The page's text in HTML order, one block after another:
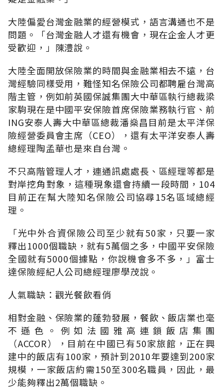
大陸偏愛台灣金融業的經營模式，語言溝通也不是
問題。「台灣金融人才還有機會，現在企金人才更
受歡迎，」陳澧說。
大陸全面開放保險業的時間與金融業相去不遠，台
灣經驗同樣受用，難怪知名保險公司都聘雇台灣高
階主管，例如前英國保誠集團大中華區執行總裁梁
家駒現在是中國平安保險首席保險業務執行官、前
ING安泰人壽大中華區總裁潘燊昌目前是太平洋保
險經營委員會主席（CEO），還有太平洋安泰人壽
總經理陶孟華也是來自台灣。
不只高階管理人才，連通訊處處長、區經理等都是
對岸挖角對象，這種現象還會持續一段時間，104
目前正在幫大陸知名保險公司協尋15名區域總經
理。
「光中外合資保險公司至少就有50家，只要一家
釋出1000個職缺，就有5萬個之多，中國平安保險
全國就有5000個據點，你說機會多不多，」富士
達保險經紀人公司總經理廖學茂說。
人氣職缺：觀光餐飲看俏
相對金融、保險業的蓬勃發展，餐飲、飯店業也毫
不遜色。例如法國雅高連鎖飯店集團
（ACCOR），目前在中國已有50家旅館，正在興
建中的飯店有100家，預計到2010年要達到200家
規模，一家飯店約需150至300名職員，因此，最
少能夠釋出2萬個職缺。